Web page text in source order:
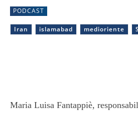
PODCAST
Iran islamabad medioriente
Maria Luisa Fantappiè,